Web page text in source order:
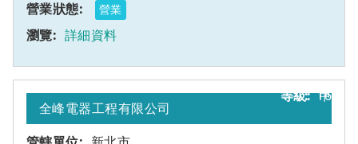
營業
詳細資料
16
全峰電器工程有限公司
甲